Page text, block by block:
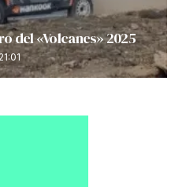
del «Volcanes» 2025